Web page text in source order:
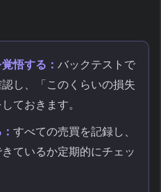
悟する： バックテストで
し、「このくらいの損失
ておきます。
すべての売買を記録し、
ているか定期的にチェッ